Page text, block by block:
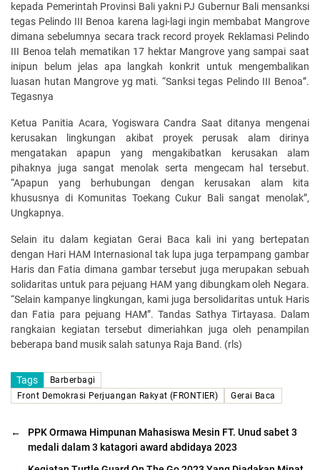
kepada Pemerintah Provinsi Bali yakni PJ Gubernur Bali mensanksi
tegas Pelindo III Benoa karena lagi-lagi ingin membabat Mangrove
dimana sebelumnya secara track record proyek Reklamasi Pelindo
III Benoa telah mematikan 17 hektar Mangrove yang sampai saat
inipun belum jelas apa langkah konkrit untuk mengembalikan
luasan hutan Mangrove yg mati. “Sanksi tegas Pelindo III Benoa”.
Tegasnya
Ketua Panitia Acara, Yogiswara Candra Saat ditanya mengenai
kerusakan lingkungan akibat proyek perusak alam dirinya
mengatakan apapun yang mengakibatkan kerusakan alam
pihaknya juga sangat menolak serta mengecam hal tersebut.
“Apapun yang berhubungan dengan kerusakan alam kita
khususnya di Komunitas Toekang Cukur Bali sangat menolak”,
Ungkapnya.
Selain itu dalam kegiatan Gerai Baca kali ini yang bertepatan
dengan Hari HAM Internasional tak lupa juga terpampang gambar
Haris dan Fatia dimana gambar tersebut juga merupakan sebuah
solidaritas untuk para pejuang HAM yang dibungkam oleh Negara.
“Selain kampanye lingkungan, kami juga bersolidaritas untuk Haris
dan Fatia para pejuang HAM”. Tandas Sathya Tirtayasa. Dalam
rangkaian kegiatan tersebut dimeriahkan juga oleh penampilan
beberapa band musik salah satunya Raja Band. (rls)
Tags
Barberbagi
Front Demokrasi Perjuangan Rakyat (FRONTIER)
Gerai Baca
←
PPK Ormawa Himpunan Mahasiswa Mesin FT. Unud sabet 3
medali dalam 3 katagori award abdidaya 2023